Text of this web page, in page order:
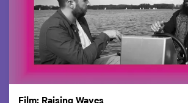
Film: Raising Waves